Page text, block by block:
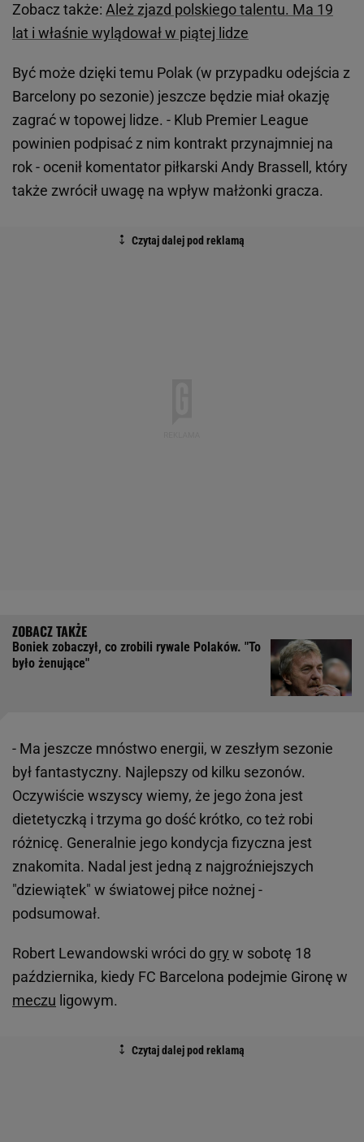
Zobacz także: Ależ zjazd polskiego talentu. Ma 19
lat i właśnie wylądował w piątej lidze
Być może dzięki temu Polak (w przypadku odejścia z
Barcelony po sezonie) jeszcze będzie miał okazję
zagrać w topowej lidze. - Klub Premier League
powinien podpisać z nim kontrakt przynajmniej na
rok - ocenił komentator piłkarski Andy Brassell, który
także zwrócił uwagę na wpływ małżonki gracza.
Boniek zobaczył, co zrobili rywale Polaków. "To
było żenujące"
- Ma jeszcze mnóstwo energii, w zeszłym sezonie
był fantastyczny. Najlepszy od kilku sezonów.
Oczywiście wszyscy wiemy, że jego żona jest
dietetyczką i trzyma go dość krótko, co też robi
różnicę. Generalnie jego kondycja fizyczna jest
znakomita. Nadal jest jedną z najgroźniejszych
"dziewiątek" w światowej piłce nożnej -
podsumował.
Robert Lewandowski wróci do gry w sobotę 18
października, kiedy FC Barcelona podejmie Gironę w
meczu ligowym.